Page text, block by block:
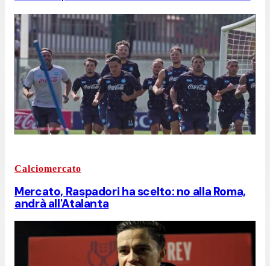
Calciomercato
Mercato, Raspadori ha scelto: no alla Roma,
andrà all'Atalanta